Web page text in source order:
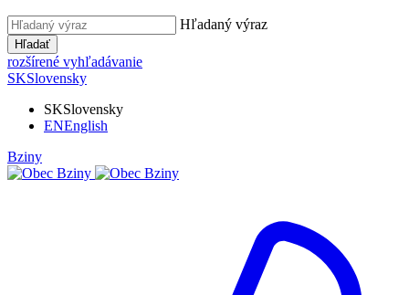
Hľadaný výraz
Hľadať
rozšírené vyhľadávanie
SKSlovensky
SKSlovensky
ENEnglish
Bziny